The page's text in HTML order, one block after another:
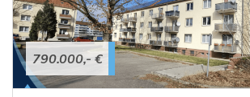
790.000,- €